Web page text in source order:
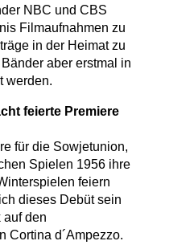
NBC und CBS
Filmaufnahmen zu
in der Heimat zu
aber erstmal in
werden.
feierte Premiere
für die Sowjetunion,
Spielen 1956 ihre
feiern
dieses Debüt sein
auf den
Cortina d´Ampezzo.